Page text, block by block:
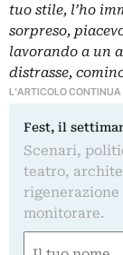
tuo stile, l’ho
sorpreso,
lavorando a un
distrasse,
L'ARTICOLO CONTINUA
Fest, il
Scenari,
teatro,
monitorare.